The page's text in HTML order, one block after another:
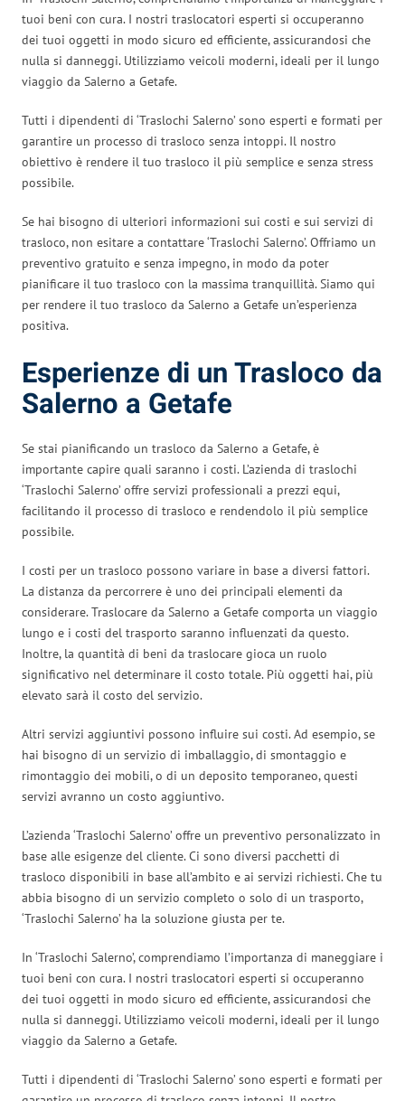
tuoi beni con cura. I nostri traslocatori esperti si occuperanno
dei tuoi oggetti in modo sicuro ed efficiente, assicurandosi che
nulla si danneggi. Utilizziamo veicoli moderni, ideali per il lungo
viaggio da Salerno a Getafe.
Tutti i dipendenti di ‘Traslochi Salerno’ sono esperti e formati per
garantire un processo di trasloco senza intoppi. Il nostro
obiettivo è rendere il tuo trasloco il più semplice e senza stress
possibile.
Se hai bisogno di ulteriori informazioni sui costi e sui servizi di
trasloco, non esitare a contattare ‘Traslochi Salerno’. Offriamo un
preventivo gratuito e senza impegno, in modo da poter
pianificare il tuo trasloco con la massima tranquillità. Siamo qui
per rendere il tuo trasloco da Salerno a Getafe un’esperienza
positiva.
Esperienze di un Trasloco da
Salerno a Getafe
Se stai pianificando un trasloco da Salerno a Getafe, è
importante capire quali saranno i costi. L’azienda di traslochi
‘Traslochi Salerno’ offre servizi professionali a prezzi equi,
facilitando il processo di trasloco e rendendolo il più semplice
possibile.
I costi per un trasloco possono variare in base a diversi fattori.
La distanza da percorrere è uno dei principali elementi da
considerare. Traslocare da Salerno a Getafe comporta un viaggio
lungo e i costi del trasporto saranno influenzati da questo.
Inoltre, la quantità di beni da traslocare gioca un ruolo
significativo nel determinare il costo totale. Più oggetti hai, più
elevato sarà il costo del servizio.
Altri servizi aggiuntivi possono influire sui costi. Ad esempio, se
hai bisogno di un servizio di imballaggio, di smontaggio e
rimontaggio dei mobili, o di un deposito temporaneo, questi
servizi avranno un costo aggiuntivo.
L’azienda ‘Traslochi Salerno’ offre un preventivo personalizzato in
base alle esigenze del cliente. Ci sono diversi pacchetti di
trasloco disponibili in base all’ambito e ai servizi richiesti. Che tu
abbia bisogno di un servizio completo o solo di un trasporto,
‘Traslochi Salerno’ ha la soluzione giusta per te.
In ‘Traslochi Salerno’, comprendiamo l’importanza di maneggiare i
tuoi beni con cura. I nostri traslocatori esperti si occuperanno
dei tuoi oggetti in modo sicuro ed efficiente, assicurandosi che
nulla si danneggi. Utilizziamo veicoli moderni, ideali per il lungo
viaggio da Salerno a Getafe.
Tutti i dipendenti di ‘Traslochi Salerno’ sono esperti e formati per